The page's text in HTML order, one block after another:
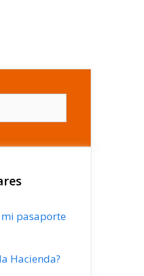
pasaporte
Hacienda?